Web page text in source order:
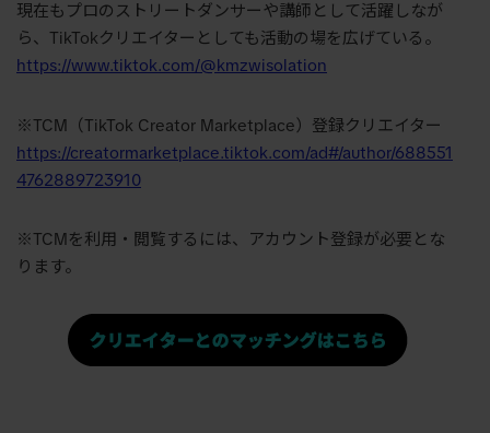
現在もプロのストリートダンサーや講師として活躍しなが
ら、
TikTok クリエイターとしても活動の場を広げている。
https://www.tiktok.com/@kmzwisolation
※ TCM （ TikTok Creator Marketplace ）登録クリエイター
https://creatormarketplace.tiktok.com/ad#/author/688551
4762889723910
※ TCM を利用・閲覧するには、アカウント登録が必要とな
ります。